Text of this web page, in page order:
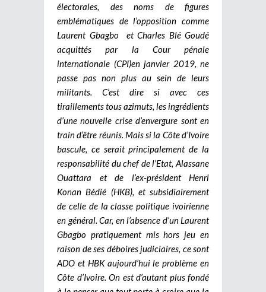
électorales, des noms de figures
emblématiques de l’opposition comme
Laurent Gbagbo et Charles Blé Goudé
acquittés par la Cour pénale
internationale (CPI)en janvier 2019, ne
passe pas non plus au sein de leurs
militants. C’est dire si avec ces
tiraillements tous azimuts, les ingrédients
d’une nouvelle crise d’envergure sont en
train d’être réunis. Mais si la Côte d’Ivoire
bascule, ce serait principalement de la
responsabilité du chef de l’Etat, Alassane
Ouattara et de l’ex-président Henri
Konan Bédié (HKB), et subsidiairement
de celle de la classe politique ivoirienne
en général. Car, en l’absence d’un Laurent
Gbagbo pratiquement mis hors jeu en
raison de ses déboires judiciaires, ce sont
ADO et HBK aujourd’hui le problème en
Côte d’Ivoire. On est d’autant plus fondé